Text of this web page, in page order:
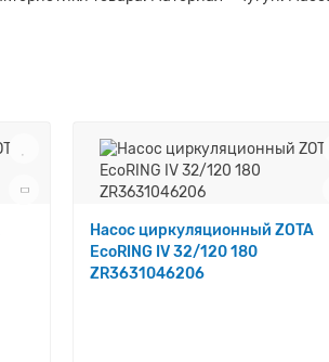
Насос циркуляционный ZOTA
EcoRING IV 32/120 180
ZR3631046206